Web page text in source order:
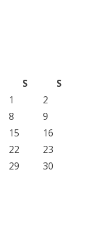
S
S
1
2
8
9
15
16
22
23
29
30